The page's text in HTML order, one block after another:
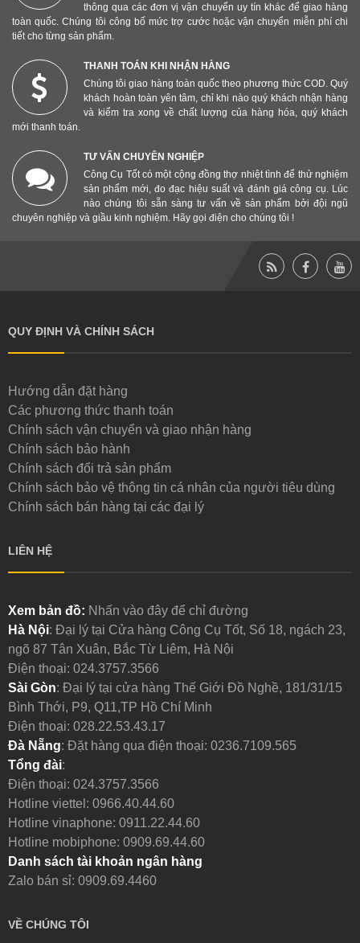
thông qua các đơn vị vận chuyển uy tín khác để giao hàng
toàn quốc. Chúng tôi công bố mức trợ cước hoặc vận chuyển miễn phí chi
tiết cho từng sản phẩm.
THANH TOÁN KHI NHẬN HÀNG
Chúng tôi giao hàng toàn quốc theo phương thức COD. Quý
khách hoàn toàn yên tâm, chỉ khi nào quý khách nhận hàng
và kiểm tra xong về chất lượng của hàng hóa, quý khách
mới thanh toán.
TƯ VẤN CHUYÊN NGHIỆP
Công Cụ Tốt có một cộng đồng thợ nhiệt tình để thử nghiệm
sản phẩm mới, đo đạc hiệu suất và đánh giá công cụ. Lúc
nào chúng tôi sẵn sàng tư vấn về sản phẩm bởi đội ngũ
chuyên nghiệp và giầu kinh nghiệm. Hãy gọi điện cho chúng tôi !
QUY ĐỊNH VÀ CHÍNH SÁCH
Hướng dẫn đặt hàng
Các phương thức thanh toán
Chính sách vận chuyển và giao nhận hàng
Chính sách bảo hành
Chính sách đổi trả sản phẩm
Chính sách bảo vệ thông tin cá nhân của người tiêu dùng
Chính sách bán hàng tại các đại lý
LIÊN HỆ
Xem bản đồ: Nhấn vào đây để chỉ đường
Hà Nội: Đại lý tại Cửa hàng Công Cụ Tốt, Số 18, ngách 23,
ngõ 87 Tân Xuân, Bắc Từ Liêm, Hà Nội
Điện thoại: 024.3757.3566
Sài Gòn: Đại lý tại cửa hàng Thế Giới Đồ Nghề, 181/31/15
Bình Thới, P9, Q11,TP Hồ Chí Minh
Điện thoại: 028.22.53.43.17
Đà Nẵng: Đặt hàng qua điện thoại: 0236.7109.565
Tổng đài:
Điện thoại: 024.3757.3566
Hotline viettel: 0966.40.44.60
Hotline vinaphone: 0911.22.44.60
Hotline mobiphone: 0909.69.44.60
Danh sách tài khoản ngân hàng
Zalo bán sỉ: 0909.69.4460
VỀ CHÚNG TÔI